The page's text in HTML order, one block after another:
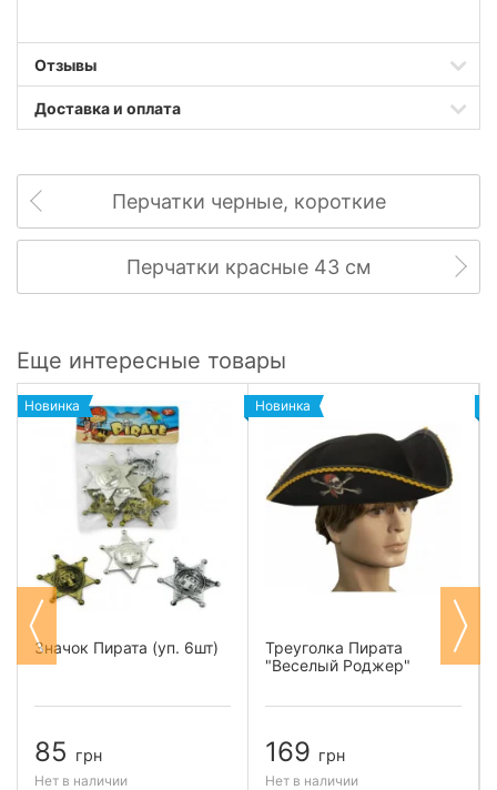
Отзывы
Доставка и оплата
Перчатки черные, короткие
Перчатки красные 43 см
Еще интересные товары
Новинка
Значок Пирата (уп. 6шт)
85 грн
Нет в наличии
Новинка
Треуголка Пирата
"Веселый Роджер"
169 грн
Нет в наличии